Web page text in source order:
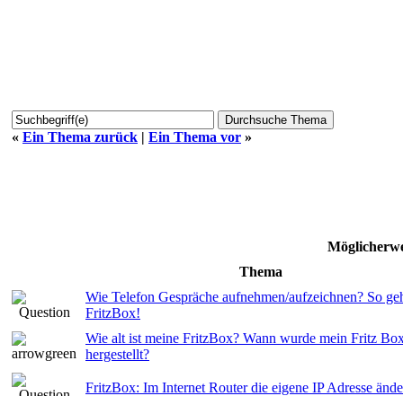
« Ein Thema zurück | Ein Thema vor »
Thema
Wie Telefon Gespräche aufnehmen/aufzeichnen? So
FritzBox!
Wie alt ist meine FritzBox? Wann wurde mein Fritz
hergestellt?
FritzBox: Im Internet Router die eigene IP Adresse